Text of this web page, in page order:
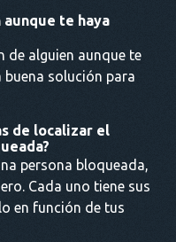
te haya
de alguien aunque te
buena solución para
de localizar el
persona bloqueada,
Cada uno tiene sus
en función de tus